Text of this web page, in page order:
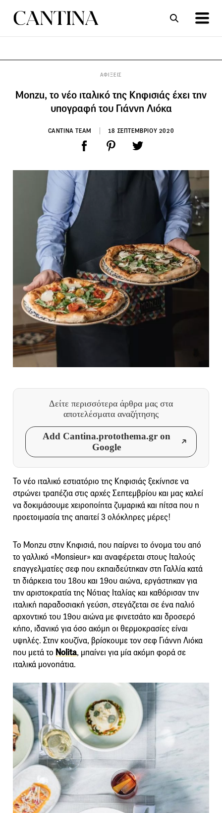
ΑΦΙΞΕΙΣ
Monzu, το νέο ιταλικό της Κηφισιάς έχει την
υπογραφή του Γιάννη Λιόκα
CANTINA TEAM 18 ΣΕΠΤΕΜΒΡΙΟΥ 2020
Δείτε περισσότερα άρθρα μας στα
αποτελέσματα αναζήτησης
Add Cantina.protothema.gr on
Google
Το νέο ιταλικό εστιατόριο της Κηφισιάς ξεκίνησε να
στρώνει τραπέζια στις αρχές Σεπτεμβρίου και μας καλεί
να δοκιμάσουμε χειροποίητα ζυμαρικά και πίτσα που η
προετοιμασία της απαιτεί 3 ολόκληρες μέρες!
Το Monzu στην Κηφισιά, που παίρνει το όνομα του από
το γαλλικό «Monsieur» και αναφέρεται στους Ιταλούς
επαγγελματίες σεφ που εκπαιδεύτηκαν στη Γαλλία κατά
τη διάρκεια του 18ου και 19ου αιώνα, εργάστηκαν για
την αριστοκρατία της Νότιας Ιταλίας και καθόρισαν την
ιταλική παραδοσιακή γεύση, στεγάζεται σε ένα παλιό
αρχοντικό του 19ου αιώνα με φινετσάτο και δροσερό
κήπο, ιδανικό για όσο ακόμη οι θερμοκρασίες είναι
υψηλές. Στην κουζίνα, βρίσκουμε τον σεφ Γιάννη Λιόκα
που μετά το Nolita, μπαίνει για μία ακόμη φορά σε
ιταλικά μονοπάτια.